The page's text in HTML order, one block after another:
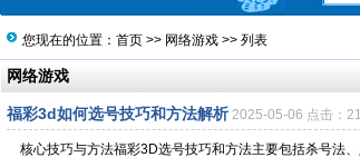
您现在的位置： 首页 >> 网络游戏 >> 列表
网络游戏
福彩3d如何选号技巧和方法解析 2025-05-06 点击：
核心技巧与方法福彩3D选号技巧和方法主要包括杀号法